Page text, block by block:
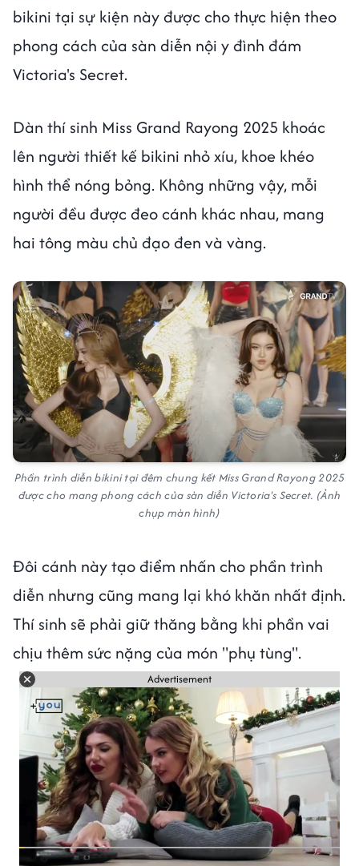
bikini tại sự kiện này được cho thực hiện theo
phong cách của sàn diễn nội y đình đám
Victoria's Secret.
Dàn thí sinh Miss Grand Rayong 2025 khoác
lên người thiết kế bikini nhỏ xíu, khoe khéo
hình thể nóng bỏng. Không những vậy, mỗi
người đều được đeo cánh khác nhau, mang
hai tông màu chủ đạo đen và vàng.
Phần trình diễn bikini tại đêm chung kết Miss Grand Rayong 2025
được cho mang phong cách của sàn diễn Victoria's Secret. (Ảnh
chụp màn hình)
Đôi cánh này tạo điểm nhấn cho phần trình
diễn nhưng cũng mang lại khó khăn nhất định.
Thí sinh sẽ phải giữ thăng bằng khi phần vai
chịu thêm sức nặng của món "phụ tùng".
Advertisement